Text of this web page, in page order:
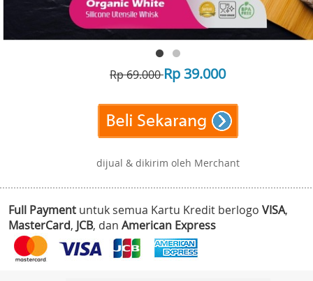
Rp 69.000Rp 39.000
dijual & dikirim oleh Merchant
Full Payment untuk semua Kartu Kredit berlogo VISA,
MasterCard, JCB, dan American Express